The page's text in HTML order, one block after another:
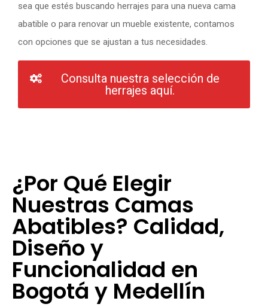
sea que estés buscando herrajes para una nueva cama
abatible o para renovar un mueble existente, contamos
con opciones que se ajustan a tus necesidades.
Consulta nuestra selección de
herrajes aquí.
¿Por Qué Elegir
Nuestras Camas
Abatibles? Calidad,
Diseño y
Funcionalidad en
Bogotá y Medellín